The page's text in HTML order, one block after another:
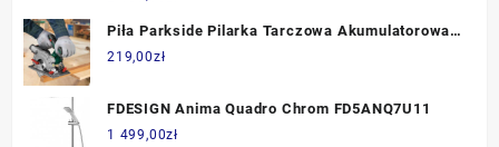
Piła Parkside Pilarka Tarczowa Akumulatorowa
20 V Phksa 20 Li A2 (Bez Akumulatora I
219,00zł
FDESIGN Anima Quadro Chrom FD5ANQ7U11
1 499,00zł